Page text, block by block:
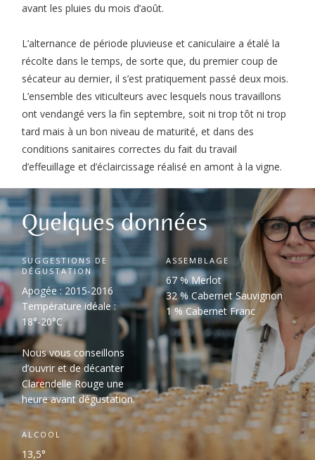
avant les pluies du mois d’août.
L’alternance de période pluvieuse et caniculaire a étalé la
récolte dans le temps, de sorte que, du premier coup de
sécateur au dernier, il s’est pratiquement passé deux mois.
L’ensemble des viticulteurs avec lesquels nous travaillons
ont vendangé vers la fin septembre, soit ni trop tôt ni trop
tard mais à un bon niveau de maturité, et dans des
conditions sanitaires correctes du fait du travail
d’effeuillage et d’éclaircissage réalisé en amont à la vigne.
Quelques données
SUGGESTIONS DE
DÉGUSTATION
Apogée : 2015-2016
Température idéale :
18°-20°C
Nous vous conseillons
d’ouvrir et de décanter
Clarendelle Rouge une
heure avant dégustation.
ASSEMBLAGE
67 % Merlot
32 % Cabernet Sauvignon
1 % Cabernet Franc
ALCOOL
13,5°